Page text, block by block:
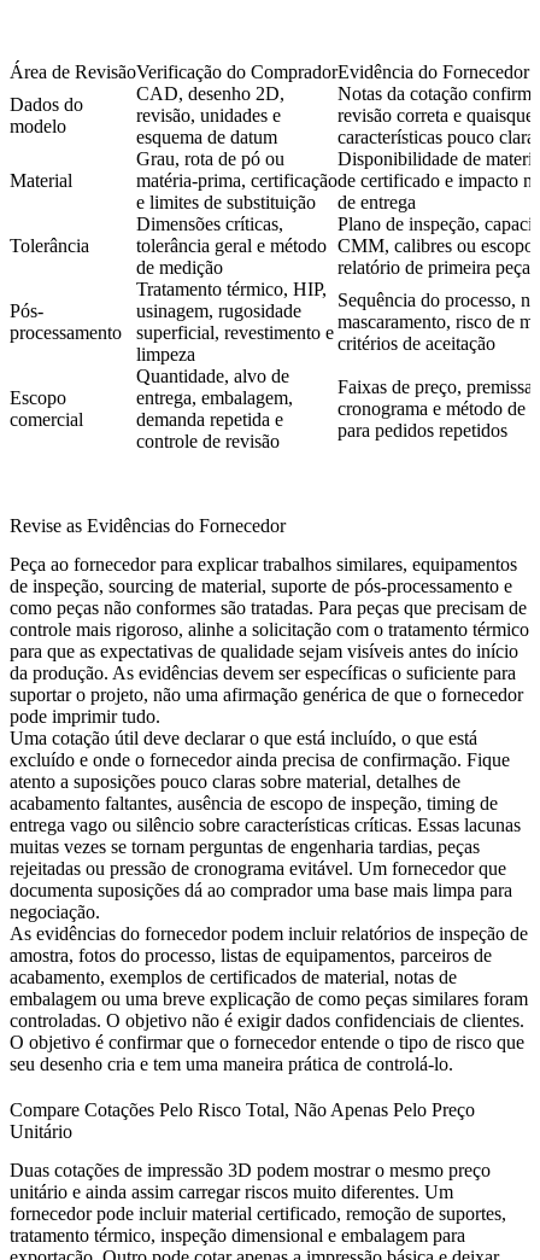
Área de RevisãoVerificação do CompradorEvidência do Fornecedor
Dados do
modelo
CAD, desenho 2D,
revisão, unidades e
esquema de datum
Notas da cotação
revisão correta e quaisquer
características pouco
Material
Grau, rota de pó ou
matéria-prima, certificação
e limites de substituição
Disponibilidade de
de certificado e impacto
de entrega
Tolerância
Dimensões críticas,
tolerância geral e método
de medição
Plano de inspeção,
CMM, calibres ou escopo
relatório de primeira peça
Pós-
processamento
Tratamento térmico, HIP,
usinagem, rugosidade
superficial, revestimento e
limpeza
Sequência do processo,
mascaramento, risco de
critérios de aceitação
Escopo
comercial
Quantidade, alvo de
entrega, embalagem,
demanda repetida e
controle de revisão
Faixas de preço,
cronograma e método de
para pedidos repetidos
Revise as Evidências do Fornecedor
Peça ao fornecedor para explicar trabalhos similares, equipamentos
de inspeção, sourcing de material, suporte de pós-processamento e
como peças não conformes são tratadas. Para peças que precisam de
controle mais rigoroso, alinhe a solicitação com o tratamento térmico
para que as expectativas de qualidade sejam visíveis antes do início
da produção. As evidências devem ser específicas o suficiente para
suportar o projeto, não uma afirmação genérica de que o fornecedor
pode imprimir tudo.
Uma cotação útil deve declarar o que está incluído, o que está
excluído e onde o fornecedor ainda precisa de confirmação. Fique
atento a suposições pouco claras sobre material, detalhes de
acabamento faltantes, ausência de escopo de inspeção, timing de
entrega vago ou silêncio sobre características críticas. Essas lacunas
muitas vezes se tornam perguntas de engenharia tardias, peças
rejeitadas ou pressão de cronograma evitável. Um fornecedor que
documenta suposições dá ao comprador uma base mais limpa para
negociação.
As evidências do fornecedor podem incluir relatórios de inspeção de
amostra, fotos do processo, listas de equipamentos, parceiros de
acabamento, exemplos de certificados de material, notas de
embalagem ou uma breve explicação de como peças similares foram
controladas. O objetivo não é exigir dados confidenciais de clientes.
O objetivo é confirmar que o fornecedor entende o tipo de risco que
seu desenho cria e tem uma maneira prática de controlá-lo.
Compare Cotações Pelo Risco Total, Não Apenas Pelo Preço
Unitário
Duas cotações de impressão 3D podem mostrar o mesmo preço
unitário e ainda assim carregar riscos muito diferentes. Um
fornecedor pode incluir material certificado, remoção de suportes,
tratamento térmico, inspeção dimensional e embalagem para